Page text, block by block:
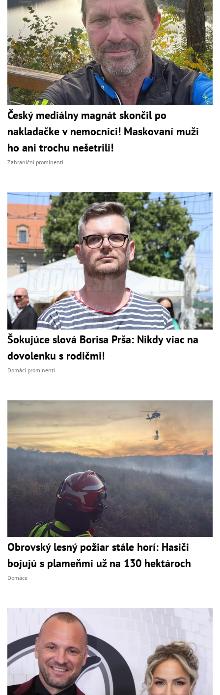
Český mediálny magnát skončil po
nakladačke v nemocnici! Maskovaní muži
ho ani trochu nešetrili!
Zahraniční prominenti
Šokujúce slová Borisa Prša: Nikdy viac na
dovolenku s rodičmi!
Domáci prominenti
Obrovský lesný požiar stále horí: Hasiči
bojujú s plameňmi už na 130 hektároch
Domáce